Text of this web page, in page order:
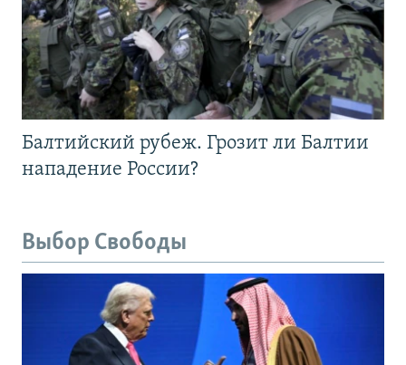
Балтийский рубеж. Грозит ли Балтии
нападение России?
Выбор Свободы